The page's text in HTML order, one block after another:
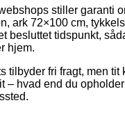
stiller garanti
ark 72×100 cm,
besluttet tidspunkt,
hjem.
tilbyder fri fragt, men
– hvad end du